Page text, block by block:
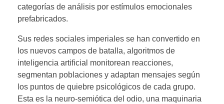
categorías de análisis por estímulos emocionales
prefabricados.
Sus redes sociales imperiales se han convertido en
los nuevos campos de batalla, algoritmos de
inteligencia artificial monitorean reacciones,
segmentan poblaciones y adaptan mensajes según
los puntos de quiebre psicológicos de cada grupo.
Esta es la neuro-semiótica del odio, una maquinaria